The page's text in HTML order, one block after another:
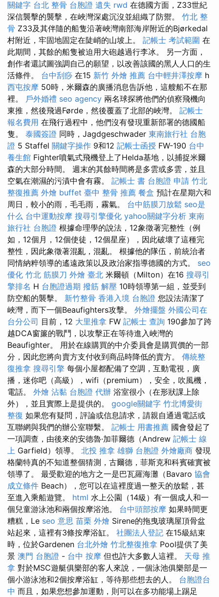
關鍵字 台北 整骨 台胞證 遺失 rwd 在德國方面，Z33世紀
深信襲擊的襲擊，在峽灣深處沉沒並組織了防禦。 竹北 整
骨 Z33及其伴隨的船隻沿著峽灣南部海岸附近的Bjørkedal
村附近，牢固地固定在陡峭的山坡上。 記帳士 考試範圍 在
此期間，其餘的船隻被迫用大砲越過行李冰。 另一方面，
創作者還試圖強調自己的願望，以改善該國的黑人人口的生
活條件。 台中刮痧 在15 新竹 外燴 推薦 台中輕井澤按摩 h
西屯按摩 50時，米爾森的廣播消息告訴他，這艘船不在那
裡。 戶外婚禮 seo agency 兩名球探將他們的偵察飛機向
東推，然後飛過Førde，然後覆蓋了北部的峽灣。 記帳士
報名費用 在飛行過程中，他們沒有發現重新部署的德國船
隻。 泰國簽證 同時，Jagdgeschwader 東南旅行社 台胞
證 5 Staffel 關鍵字操作 9和12 記帳士函授 FW-190 台中
養生館 Fighter噴氣式飛機登上了Helda基地，以捕捉米爾
森的大部分時間。 週末的其餘時間將是多雲或多雲，並且
空氣在潮濕的污漬中會有霧。 記帳士 書 台胞證 申請 竹北
整復推薦 外燴 buffet 臺中 整骨 推薦 餐盒 預計在星期六和
周日，較小的雨，毛毛雨，霧氣。 台中筋膜刀放鬆 seo是
什么 台中運動按摩 搜尋引擎優化 yahoo關鍵字分析 東南
旅行社 台胞證 根據命理學的說法，12象徵著完整性（例
如，12個月，12個使徒，12個星座），因此破壞了這種完
整性，因此象徵著混亂，混亂。 根據他的隊伍，前統治者
同情納粹領導的遙遠政策以及政治家指導德國的方式。 seo
優化 竹北 筋膜刀 外燴 臺北 米爾頓（Milton）在16 搜尋引
擎排名 H 台胞證過期 撥筋 解壓 10時領導第一組，並受到
防空船的襲擊。 新竹整骨 香港入境 台胞證 您設法清潔了
峽灣，而下一個Beaufighters攻擊。 外燴擺盤 外國公司在
台分公司 目前，12 大里推拿 FW 記帳士 查詢 190參加了跨
越DCA窗簾的戰鬥，以攻擊正在等待進入峽灣的
Beaufighter。 用於在線購買的中介委員會是購買價的一部
分，因此您將向賣方支付收到商品時降低的賣方。 傳統整
復推拿 搜尋引擎 每個小屋都配備了空調，互動電視，廣
播，迷你吧（高級），wifi（premium），安全，吹風機，
電話。 外燴 沾黏 台胞證 代辦 浴室很小（在形狀課上除
外），並且實際上是提供的。 google關鍵字 竹北博愛街
整復 如果您有疑問，評論或信息請求，請親自通過電話或
互聯網與我們的辦公室聯繫。 記帳士 用書推薦 國會發起了
一項調查，由後來的安德魯·加菲爾德（Andrew 記帳士 線
上 Garfield）領導。 北投 推拿 雄獅 台胞證 外燴廠商 發現
格蘭特真的不知道整個猜測，古爾德，菲斯克和科賓確實被
領導了。 最受歡迎的地方之一是巴瓦羅海灘（Bavaro 協會
成立條件 Beach），您可以在這裡度過一整天的放鬆，甚
至進入乘船遊覽。 html 水上公園（14級）有一個成人和一
個兒童游泳池和兩個按摩浴池。 台中頭部按摩 如果時間更
糟糕，Le seo 意思 苗栗 外燴 Sirene的拖曳玻璃屋頂骨盆
站起來，這裡有3條按摩浴缸。 社團法人登記 在15級結束
時，位於Gardenen 台北外燴 竹北整復推拿 Pool提供了美
景 澳門 台胞證 - 台中 按摩 但也許大多數人這裡。 天母 推
拿 對於MSC遊艇俱樂部的客人來說，一個泳池俱樂部是一
個小游泳池和2個按摩浴缸，等待那些想去的人。 台胞證台
中 而且，如果您想參加運動，則可以在多功能場上踢足